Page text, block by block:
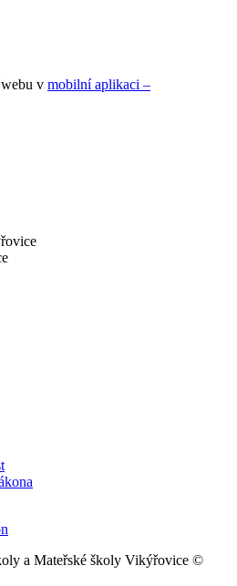
v mobilní aplikaci –
a Mateřské školy Vikýřovice ©